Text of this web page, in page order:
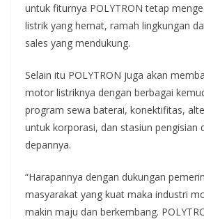
untuk fiturnya POLYTRON tetap
listrik yang hemat, ramah lingkungan
sales yang mendukung.
Selain itu POLYTRON juga akan
motor listriknya dengan berbagai
program sewa baterai, konektifitas,
untuk korporasi, dan stasiun pengisian
depannya.
“Harapannya dengan dukungan
masyarakat yang kuat maka industri
makin maju dan berkembang.